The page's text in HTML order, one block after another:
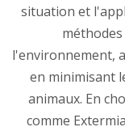
situation et
l'environnement,
en minimisant
animaux. En
comme